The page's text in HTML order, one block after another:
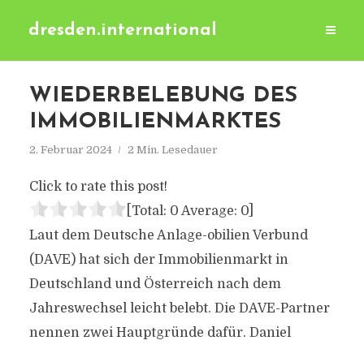
dresden.international
WIEDERBELEBUNG DES
IMMOBILIENMARKTES
2. Februar 2024 2 Min. Lesedauer
Click to rate this post!
[Total: 0 Average: 0]
Laut dem Deutsche Anlage-obilien Verbund
(DAVE) hat sich der Immobilienmarkt in
Deutschland und Österreich nach dem
Jahreswechsel leicht belebt. Die DAVE-Partner
nennen zwei Hauptgründe dafür. Daniel